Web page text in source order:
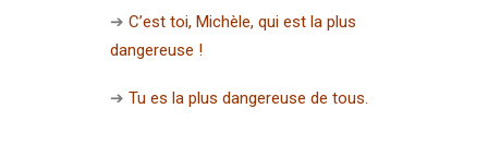
➔ C’est toi, Michèle, qui est la plus
dangereuse !
➔ Tu es la plus dangereuse de tous.